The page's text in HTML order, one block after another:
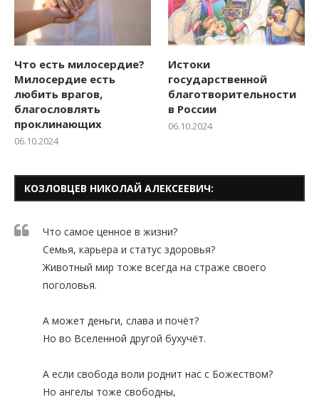
Что есть милосердие?
Милосердие есть
любить врагов,
благословлять
проклинающих
06.10.2024
Истоки
государственной
благотворительности
в России
06.10.2024
КОЗЛОВЦЕВ НИКОЛАЙ АЛЕКСЕЕВИЧ:
Что самое ценное в жизни?
Семья, карьера и статус здоровья?
Животный мир тоже всегда на страже своего
поголовья.
А может деньги, слава и почёт?
Но во Вселенной другой бухучёт.
А если свобода воли роднит нас с Божеством?
Но ангелы тоже свободны,